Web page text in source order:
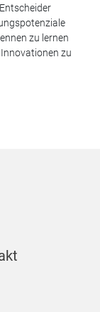
zu lernen
zu